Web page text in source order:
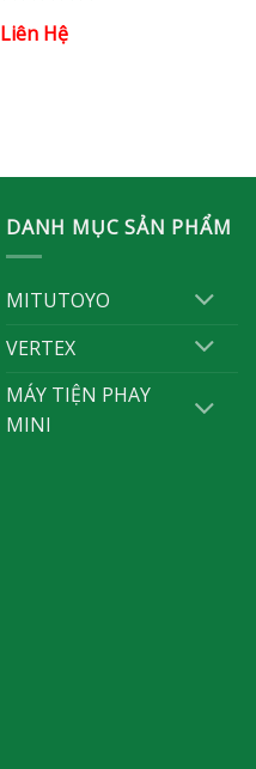
out of 5
Liên Hệ
DANH MỤC SẢN PHẨM
MITUTOYO
VERTEX
MÁY TIỆN PHAY
MINI